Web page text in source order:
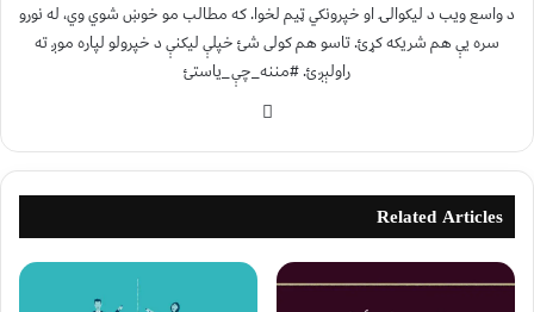
د واسع ویب د لیکوالۍ او خپرونکي ټیم لخوا. که مطالب مو خوښ شوي وي، له نورو
سره یې هم شریکه کړئ. تاسو هم کولی شئ خپلې لیکنې د خپرولو لپاره موږ ته
راولېږئ. #مننه_چې_یاستئ
Related Articles